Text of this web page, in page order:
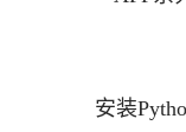
安装